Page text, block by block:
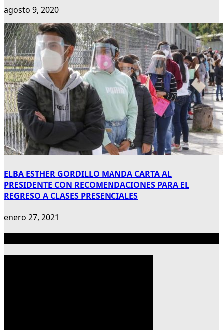
agosto 9, 2020
ELBA ESTHER GORDILLO MANDA CARTA AL
PRESIDENTE CON RECOMENDACIONES PARA EL
REGRESO A CLASES PRESENCIALES
enero 27, 2021